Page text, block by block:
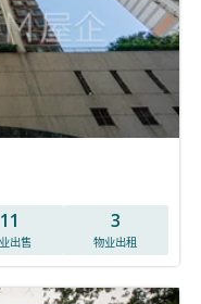
11
出售
3
物业出租